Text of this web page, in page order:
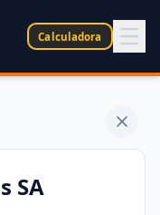
Calculadora
SA